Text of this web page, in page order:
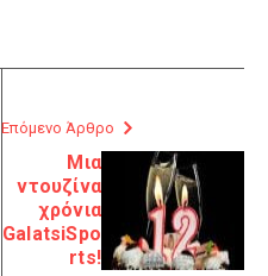
Επόμενο Άρθρο
Μια
ντουζίνα
χρόνια
GalatsiSpo
rts!